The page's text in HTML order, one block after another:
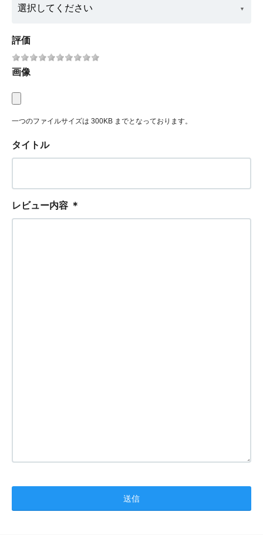
評価
画像
一つのファイルサイズは 300KB までとなっております。
タイトル
レビュー内容 ＊